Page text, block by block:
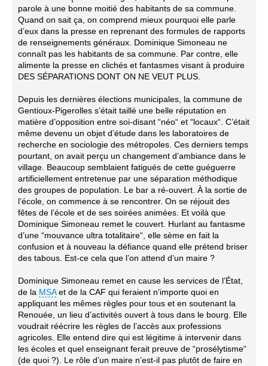
parole à une bonne moitié des habitants de sa commune.
Quand on sait ça, on comprend mieux pourquoi elle parle
d’eux dans la presse en reprenant des formules de rapports
de renseignements généraux. Dominique Simoneau ne
connaît pas les habitants de sa commune. Par contre, elle
alimente la presse en clichés et fantasmes visant à produire
DES SÉPARATIONS DONT ON NE VEUT PLUS.
Depuis les dernières élections municipales, la commune de
Gentioux-Pigerolles s’était taillé une belle réputation en
matière d’opposition entre soi-disant “néo“ et “locaux“. C’était
même devenu un objet d’étude dans les laboratoires de
recherche en sociologie des métropoles. Ces derniers temps
pourtant, on avait perçu un changement d’ambiance dans le
village. Beaucoup semblaient fatigués de cette guéguerre
artificiellement entretenue par une séparation méthodique
des groupes de population. Le bar a ré-ouvert. À la sortie de
l’école, on commence à se rencontrer. On se réjouit des
fêtes de l’école et de ses soirées animées. Et voilà que
Dominique Simoneau remet le couvert. Hurlant au fantasme
d’une “mouvance ultra totalitaire“, elle sème en fait la
confusion et à nouveau la défiance quand elle prétend briser
des tabous. Est-ce cela que l’on attend d’un maire ?
Dominique Simoneau remet en cause les services de l’État,
de la MSAet de la CAF qui feraient n’importe quoi en
appliquant les mêmes règles pour tous et en soutenant la
Renouée, un lieu d’activités ouvert à tous dans le bourg. Elle
voudrait réécrire les règles de l’accès aux professions
agricoles. Elle entend dire qui est légitime à intervenir dans
les écoles et quel enseignant ferait preuve de “prosélytisme“
(de quoi ?). Le rôle d’un maire n’est-il pas plutôt de faire en